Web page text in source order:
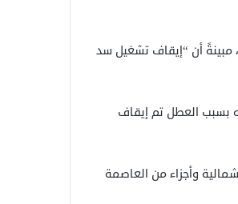
أن “إيقاف تشغيل سد
بسبب العطل تم إيقاف
وأجزاء من العاصمة